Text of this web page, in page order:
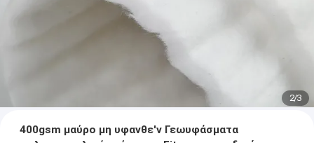
2/3
400gsm μαύρο μη υφανθε'ν Γεωυφάσματα